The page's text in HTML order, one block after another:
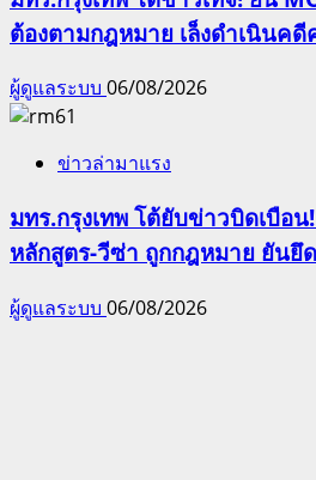
ต้องตามกฎหมาย เล็งดำเนินค
ผู้ดูแลระบบ 06/08/2026
ข่าวล่ามาแรง
มทร.กรุงเทพ โต้ยับข่าวบิดเบือ
หลักสูตร-วีซ่า ถูกกฎหมาย ยันยึ
ผู้ดูแลระบบ 06/08/2026